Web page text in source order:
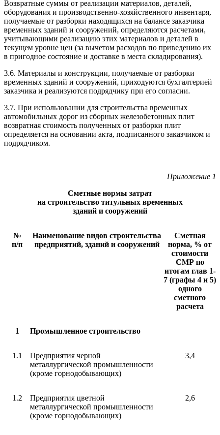
Возвратные суммы от реализации материалов, деталей,
оборудования и производственно-хозяйственного инвентаря,
получаемые от разборки находящихся на балансе заказчика
временных зданий и сооружений, определяются расчетами,
учитывающими реализацию этих материалов и деталей в
текущем уровне цен (за вычетом расходов по приведению их
в пригодное состояние и доставке в места складирования).
3.6. Материалы и конструкции, получаемые от разборки
временных зданий и сооружений, приходуются бухгалтерией
заказчика и реализуются подрядчику при его согласии.
3.7. При использовании для строительства временных
автомобильных дорог из сборных железобетонных плит
возвратная стоимость полученных от разборки плит
определяется на основании акта, подписанного заказчиком и
подрядчиком.
Приложение 1
Сметные нормы затрат
на строительство титульных временных
зданий и сооружений
№
п/п
Наименование видов строительства
предприятий, зданий и сооружений
Сметная
норма, % от
стоимости
СМР по
итогам глав 1-
7 (графы 4 и 5)
одного
сметного
расчета
1 Промышленное строительство
1.1
Предприятия черной
металлургической промышленности
(кроме горнодобывающих)
3,4
1.2
Предприятия цветной
металлургической промышленности
(кроме горнодобывающих)
2,6